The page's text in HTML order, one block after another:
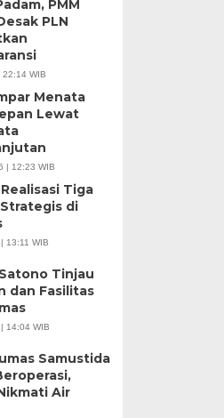
PMM
PLN
WIB
Menata
Lewat
| 12:23 WIB
Tiga
di
13:11 WIB
Tinjau
dan Fasilitas
14:04 WIB
Samustida
Air